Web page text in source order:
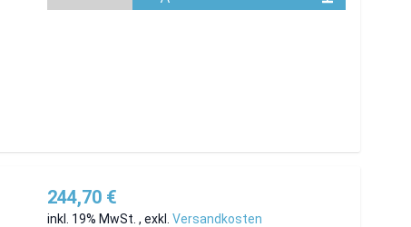
244,70 €
inkl. 19% MwSt. , exkl. Versandkosten